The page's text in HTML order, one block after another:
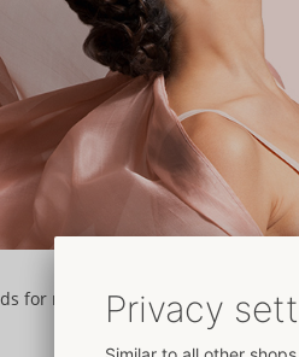
for modern and high-quality
suction impulses